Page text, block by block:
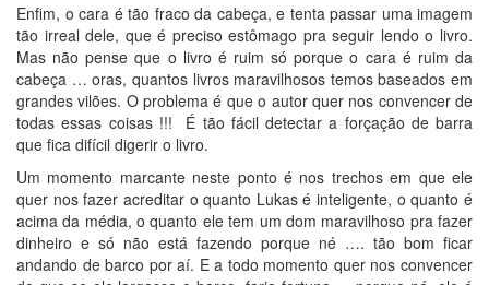
Enfim, o cara é tão fraco da cabeça, e tenta passar uma imagem
tão irreal dele, que é preciso estômago pra seguir lendo o livro.
Mas não pense que o livro é ruim só porque o cara é ruim da
cabeça … oras, quantos livros maravilhosos temos baseados em
grandes vilões. O problema é que o autor quer nos convencer de
todas essas coisas !!! É tão fácil detectar a forçação de barra
que fica difícil digerir o livro.
Um momento marcante neste ponto é nos trechos em que ele
quer nos fazer acreditar o quanto Lukas é inteligente, o quanto é
acima da média, o quanto ele tem um dom maravilhoso pra fazer
dinheiro e só não está fazendo porque né …. tão bom ficar
andando de barco por aí. E a todo momento quer nos convencer